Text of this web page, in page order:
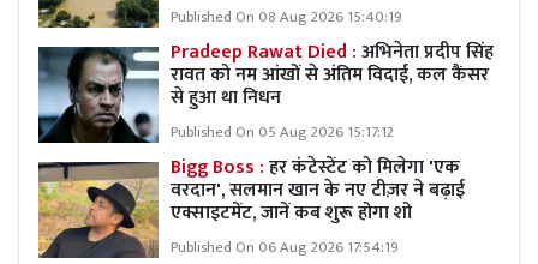
Published On 08 Aug 2026 15:40:19
Pradeep Rawat Died :अभिनेता प्रदीप सिंह
रावत को नम आंखों से अंतिम विदाई, कल कैंसर
से हुआ था निधन
Published On 05 Aug 2026 15:17:12
Bigg Boss :हर कंटेस्टेंट को मिलेगा 'एक
वरदान', सलमान खान के नए टीज़र ने बढ़ाई
एक्साइटमेंट, जानें कब शुरू होगा शो
Published On 06 Aug 2026 17:54:19